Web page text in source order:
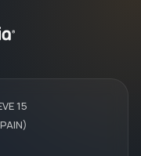
15